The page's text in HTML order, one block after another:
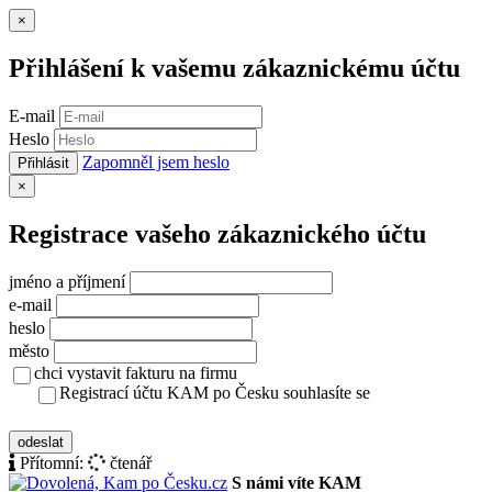
×
Přihlášení k vašemu zákaznickému účtu
E-mail
Heslo
Přihlásit Zapomněl jsem heslo
×
Registrace vašeho zákaznického účtu
jméno a příjmení
e-mail
heslo
město
chci vystavit fakturu na firmu
Registrací účtu KAM po Česku souhlasíte se
odeslat
Přítomní:
čtenář
S námi víte KAM